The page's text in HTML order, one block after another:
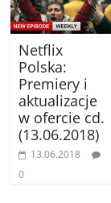
Netflix
Polska:
Premiery i
aktualizacje
w ofercie cd.
(13.06.2018)
13.06.2018
0